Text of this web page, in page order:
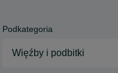
Podkategoria
Więźby i podbitki